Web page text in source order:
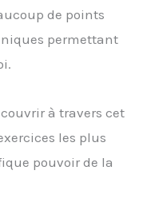
de points
permettant
à travers cet
les plus
pouvoir de la